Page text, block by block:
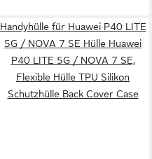
Handyhülle für Huawei P40 LITE
5G / NOVA 7 SE Hülle Huawei
P40 LITE 5G / NOVA 7 SE,
Flexible Hülle TPU Silikon
Schutzhülle Back Cover Case